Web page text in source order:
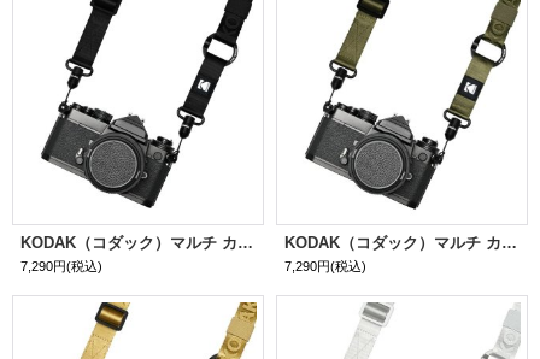
KODAK（コダック）マルチ カメラストラップ｜ブラック
7,290円(税込)
KODAK（コダック）マルチ カメラストラップ｜オリーブ
7,290円(税込)